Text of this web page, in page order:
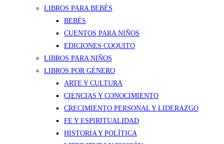
LIBROS PARA BEBÉS
BEBÉS
CUENTOS PARA NIÑOS
EDICIONES COQUITO
LIBROS PARA NIÑOS
LIBROS POR GÉNERO
ARTE Y CULTURA
CIENCIAS Y CONOCIMIENTO
CRECIMIENTO PERSONAL Y LIDERAZGO
FE Y ESPIRITUALIDAD
HISTORIA Y POLÍTICA